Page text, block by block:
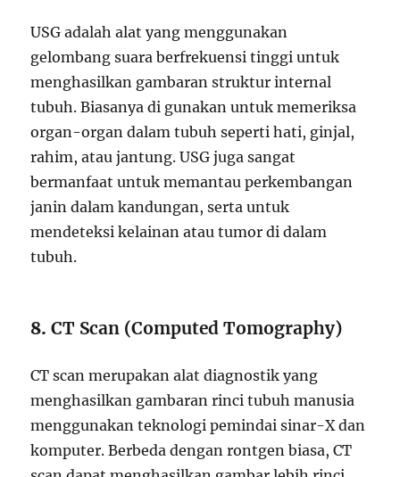
USG adalah alat yang menggunakan
gelombang suara berfrekuensi tinggi untuk
menghasilkan gambaran struktur internal
tubuh. Biasanya di gunakan untuk memeriksa
organ-organ dalam tubuh seperti hati, ginjal,
rahim, atau jantung. USG juga sangat
bermanfaat untuk memantau perkembangan
janin dalam kandungan, serta untuk
mendeteksi kelainan atau tumor di dalam
tubuh.
8.CT Scan (Computed Tomography)
CT scan merupakan alat diagnostik yang
menghasilkan gambaran rinci tubuh manusia
menggunakan teknologi pemindai sinar-X dan
komputer. Berbeda dengan rontgen biasa, CT